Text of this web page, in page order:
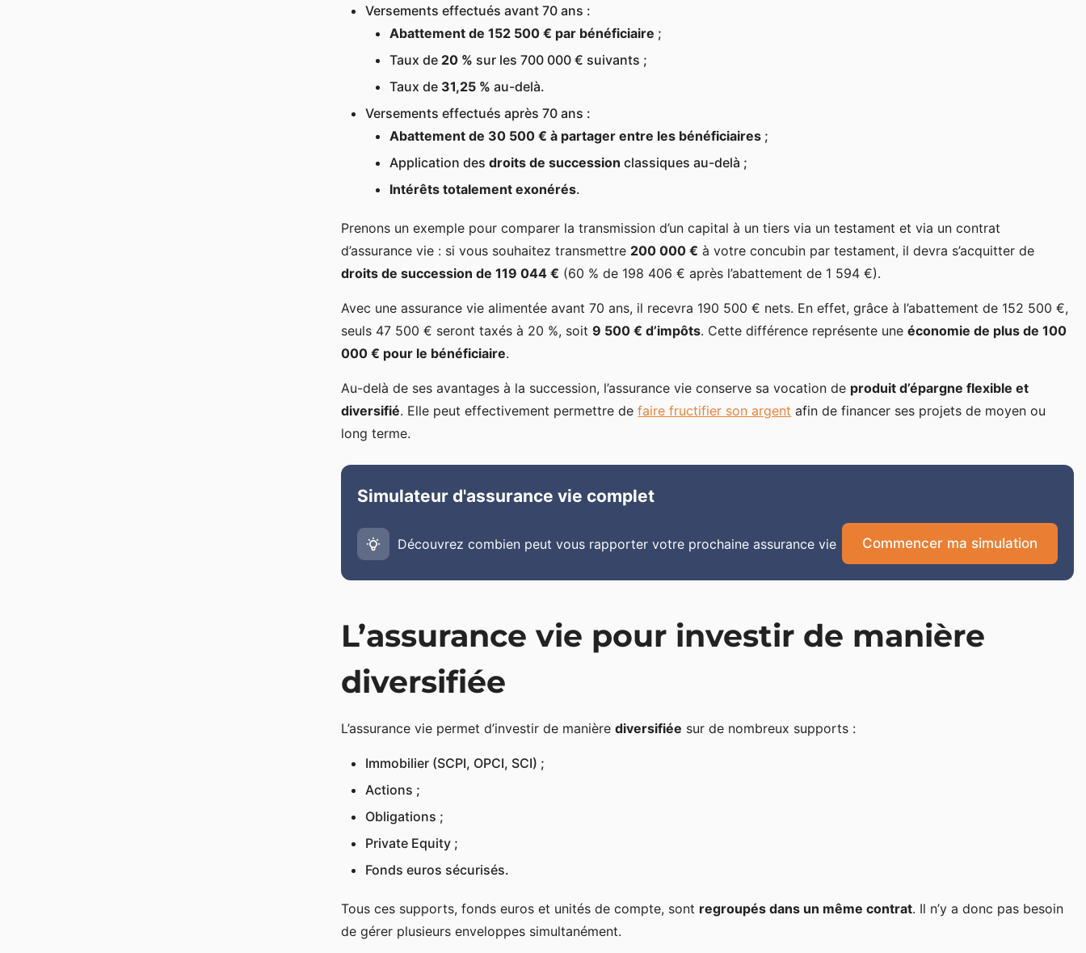
Versements effectués avant 70 ans :
Abattement de 152 500 € par bénéficiaire ;
Taux de 20 % sur les 700 000 € suivants ;
Taux de 31,25 % au-delà.
Versements effectués après 70 ans :
Abattement de 30 500 € à partager entre les bénéficiaires ;
Application desdroits de succession classiques au-delà ;
Intérêts totalement exonérés.
Prenons un exemple pour comparer la transmission d’un capital à un tiers via un testament et via un contrat
d’assurance vie : si vous souhaitez transmettre 200 000 € à votre concubin par testament, il devra s’acquitter de
droits de succession de 119 044 € (60 % de 198 406 € après l’abattement de 1 594 €).
Avec une assurance vie alimentée avant 70 ans, il recevra 190 500 € nets. En effet, grâce à l’abattement de 152 500 €,
seuls 47 500 € seront taxés à 20 %, soit9 500 € d’impôts. Cette différence représente uneéconomie de plus de 100
000 € pour le bénéficiaire.
Au-delà de ses avantages à la succession, l’assurance vie conserve sa vocation de produit d’épargne flexible et
diversifié. Elle peut effectivement permettre defaire fructifier son argent afin de financer ses projets de moyen ou
long terme.
Simulateur d'assurance vie complet
Découvrez combien peut vous rapporter votre prochaine assurance vie Commencer ma simulation
L’assurance vie pour investir de manière
diversifiée
L’assurance vie permet d’investir de manièrediversifiée sur de nombreux supports :
Immobilier (SCPI, OPCI, SCI) ;
Actions ;
Obligations ;
Private Equity ;
Fonds euros sécurisés.
Tous ces supports, fonds euros et unités de compte, sont regroupés dans un même contrat. Il n’y a donc pas besoin
de gérer plusieurs enveloppes simultanément.